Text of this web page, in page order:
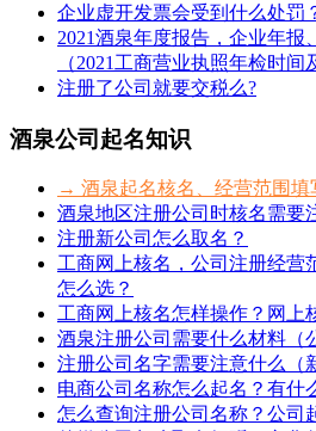
企业虚开发票会受到什么处罚
2021酒泉年度报告，企业年报
（2021工商营业执照年检时间
注册了公司就要交税么?
酒泉公司起名知识
→ 酒泉起名核名、经营范围填
酒泉地区注册公司时核名需要
注册新公司怎么取名？
工商网上核名，公司注册经营
怎么选？
工商网上核名怎样操作？网上
酒泉注册公司需要什么材料（
注册公司名字需要注意什么（
电商公司名称怎么起名？有什
怎么查询注册公司名称？公司